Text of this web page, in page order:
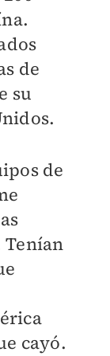
de
su
de
Tenían
cayó.